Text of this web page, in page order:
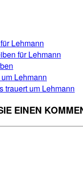
Lehmann
für Lehmann
Lehmann
trauert um Lehmann
EINEN